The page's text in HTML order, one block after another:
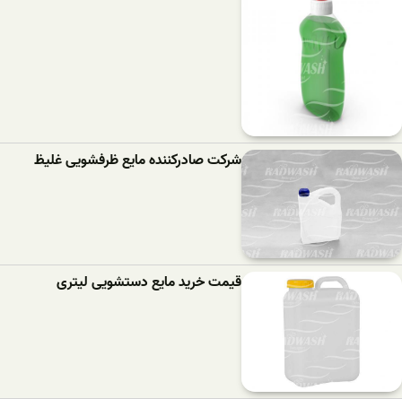
شرکت صادرکننده مایع ظرفشویی غلیظ
قیمت خرید مایع دستشویی لیتری